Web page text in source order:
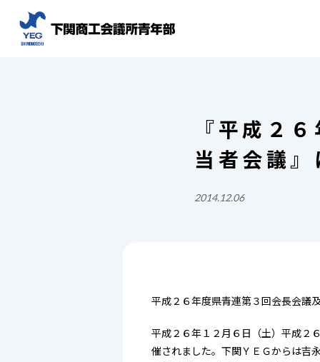
『平成２
当者会議
2014.12.06
平成２６年度県青連第３回会長会議
平成２６年１２月６日（土）平成２
催されました。下関ＹＥＧからは吉